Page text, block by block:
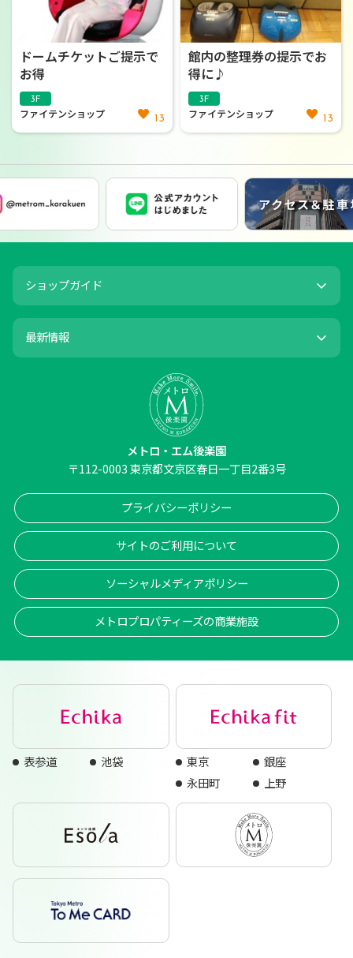
ドームチケットご提示で
お得
3F
ファイテンショップ 13
館内の整理券の提示でお
得に♪
3F
ファイテンショップ 13
ショップガイド
最新情報
メトロ・エム後楽園
〒112-0003東京都文京区春日一丁目2番3号
プライバシーポリシー
サイトのご利用について
ソーシャルメディアポリシー
メトロプロパティーズの商業施設
表参道 池袋 東京
銀座
永田町
上野